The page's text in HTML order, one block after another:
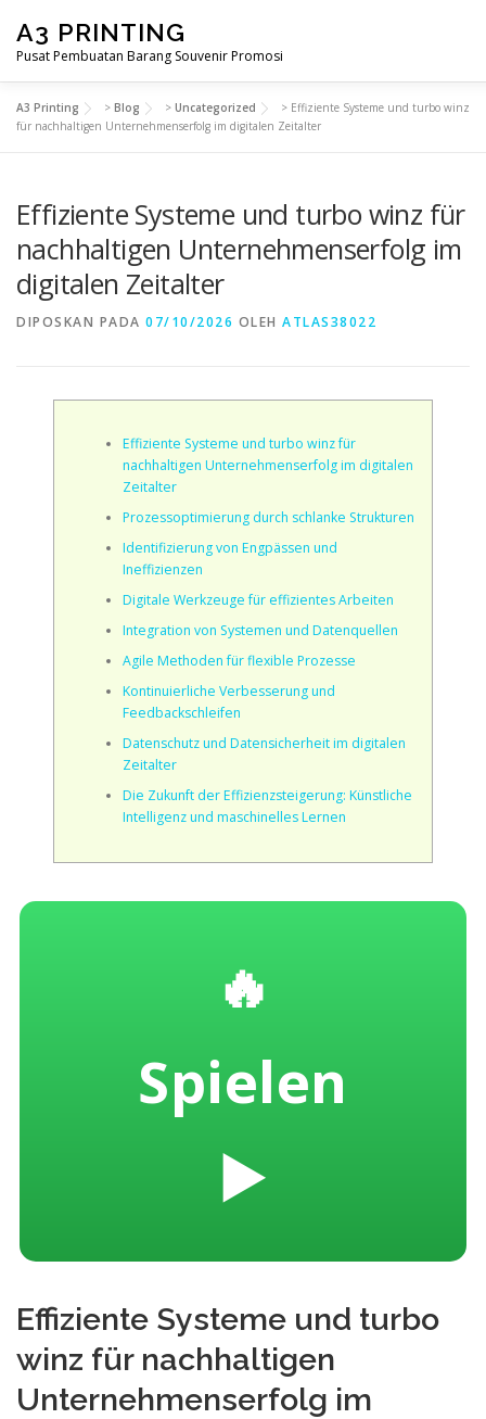
konten
A3 PRINTING
Pusat Pembuatan Barang Souvenir Promosi
BERANDA PRODUK KAMI SHOP
A3 Printing > Blog > Uncategorized > Effiziente Systeme und turbo winz
für nachhaltigen Unternehmenserfolg im digitalen Zeitalter
Effiziente Systeme und turbo winz für
nachhaltigen Unternehmenserfolg im
digitalen Zeitalter
DIPOSKAN PADA 07/10/2026 OLEH ATLAS38022
Effiziente Systeme und turbo winz für
nachhaltigen Unternehmenserfolg im digitalen
Zeitalter
Prozessoptimierung durch schlanke Strukturen
Identifizierung von Engpässen und
Ineffizienzen
Digitale Werkzeuge für effizientes Arbeiten
Integration von Systemen und Datenquellen
Agile Methoden für flexible Prozesse
Kontinuierliche Verbesserung und
Feedbackschleifen
Datenschutz und Datensicherheit im digitalen
Zeitalter
Die Zukunft der Effizienzsteigerung: Künstliche
Intelligenz und maschinelles Lernen
🔥
Spielen
▶️
Effiziente Systeme und turbo
winz für nachhaltigen
Unternehmenserfolg im